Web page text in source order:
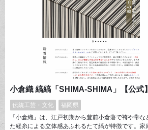
伝統工芸・文化
福岡県
「小倉織」は、江戸初期から豊前小倉藩で袴や帯
た経糸による立体感あふれるたて縞が特徴です。家